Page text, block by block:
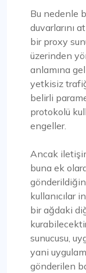
Bu nedenle
duvarlarını
bir proxy
üzerinden
anlamına
yetkisiz
belirli
protokolü
engeller.
Ancak
buna ek
kullanıcılar
bir ağdaki
sunucusu,
yani
gönderilen